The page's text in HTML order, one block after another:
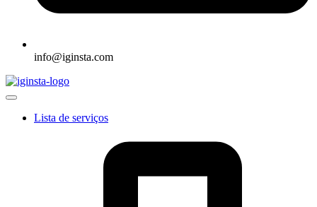
info@iginsta.com
Lista de serviços